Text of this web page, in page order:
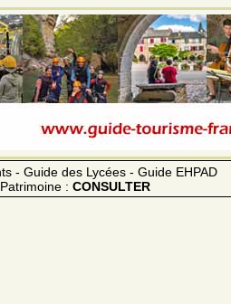
- Guide des Lycées - Guide EHPAD
: CONSULTER